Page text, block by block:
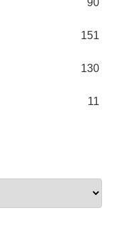
90
151
130
11